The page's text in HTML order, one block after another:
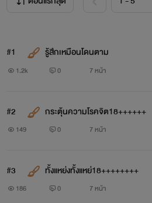
#1 รู้สึกเหมือนโดนตาม
1.2k 0 7 หน้า
#2 กระตุ้นความโรคจิต18++++++
149 0 7 หน้า
#3 ทั้งแหย่งทั้งแหย่18++++++++
186 0 7 หน้า